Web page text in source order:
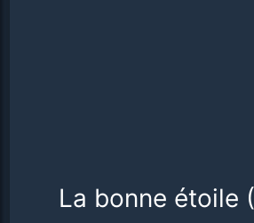
La bonne étoile (